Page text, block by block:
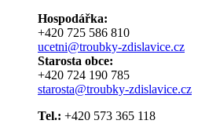
Hospodářka:
+420 725 586 810
ucetni@troubky-zdislavice.cz
Starosta obce:
+420 724 190 785
starosta@troubky-zdislavice.cz
Tel.: +420 573 365 118